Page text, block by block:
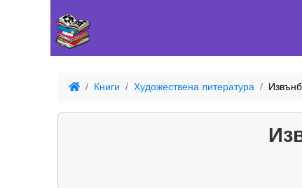
Книги Художествена литература